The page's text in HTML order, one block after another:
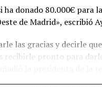
ha donado 80.000€ para
de Madrid», escribió
las gracias y decirle
recibirle pronto para